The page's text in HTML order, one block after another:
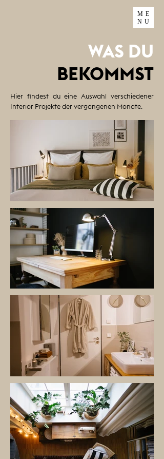
ME
NU
Hier findest du eine Auswahl verschiedener
Interior Projekte der vergangenen Monate.
WAS DU
BEKOMMST